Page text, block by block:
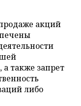
акций
также запрет
либо